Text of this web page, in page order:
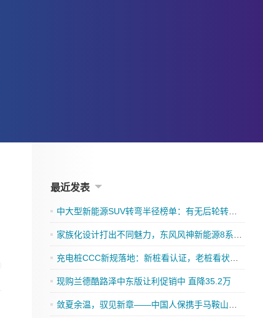
最近发表
中大型新能源SUV转弯半径榜单：有无后轮转向，差距有多大？
家族化设计打出不同魅力，东风风神新能源8系双车齐发
充电桩CCC新规落地：新桩看认证，老桩看状态！
现购兰德酷路泽中东版让利促销中 直降35.2万
敛夏余温，驭见新章——中国人保携手马鞍山伟鹏汽车购车嘉年华